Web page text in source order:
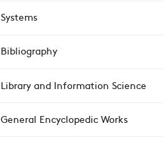
Systems
Bibliography
Library and Information Science
General Encyclopedic Works